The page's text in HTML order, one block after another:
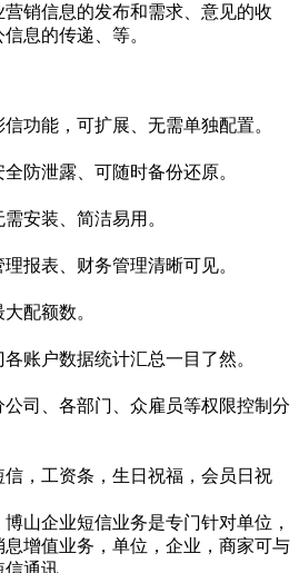
销信息的发布和需求、意见的收
息的传递、等。
功能，可扩展、无需单独配置。
防泄露、可随时备份还原。
安装、简洁易用。
报表、财务管理清晰可见。
配额数。
账户数据统计汇总一目了然。
司、各部门、众雇员等权限控制分
，工资条，生日祝福，会员日祝
山企业短信业务是专门针对单位，
增值业务，单位，企业，商家可与
通讯，